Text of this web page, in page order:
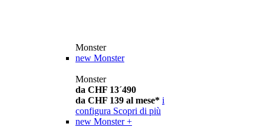
Monster
new Monster
Monster
da CHF 13´490
da CHF 139 al mese* i
configura Scopri di più
new Monster +